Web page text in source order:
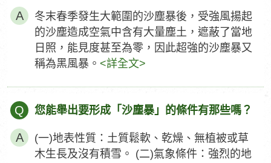
冬末春季發生大範圍的沙塵暴後，受強風揚起
的沙塵造成空氣中含有大量塵土，遮蔽了當地
日照，能見度甚至為零，因此超強的沙塵暴又
稱為黑風暴。 <詳全文>
Q 您能舉出要形成「沙塵暴」的條件有那些嗎？
(一)地表性質：土質鬆軟、乾燥、無植被或草
木生長及沒有積雪。 (二)氣象條件：強烈的地